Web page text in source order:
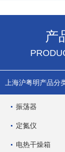
产
上海沪粤明产品分
振荡器
定氮仪
电热干燥箱